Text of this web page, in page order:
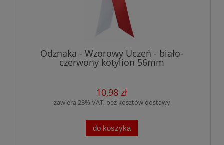
Odznaka - Wzorowy Uczeń - biało-
czerwony kotylion 56mm
10,98 zł
zawiera 23% VAT, bez kosztów dostawy
do koszyka